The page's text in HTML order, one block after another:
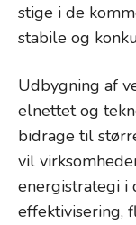
stige i de
stabile og
Udbygning af
elnettet og
bidrage til
vil
energistrategi i
effektivisering,